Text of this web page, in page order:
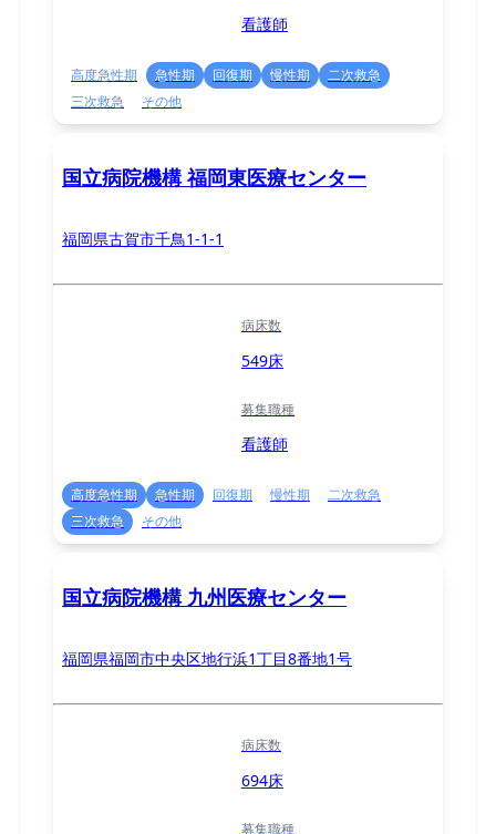
看護師
高度急性期 急性期 回復期 慢性期
二次救急
三次救急
その他
国立病院機構 福岡東医療センター
福岡県古賀市千鳥1-1-1
病床数
549床
募集職種
看護師
高度急性期 急性期 回復期 慢性期
二次救急
三次救急
その他
国立病院機構 九州医療センター
福岡県福岡市中央区地行浜1丁目8番地1号
病床数
694床
募集職種